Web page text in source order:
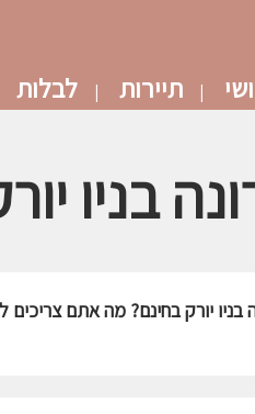
תיירות לבלות
בניו
יורק בחינם? מה אתם